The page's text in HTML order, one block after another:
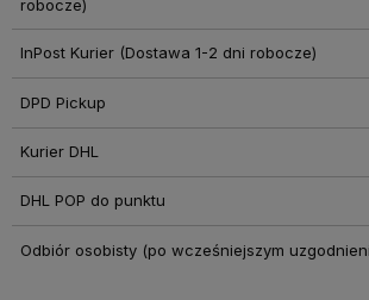
robocze)
InPost Kurier(Dostawa 1-2 dni robocze)
DPD Pickup
Kurier DHL
DHL POP do punktu
Odbiór osobisty(po wcześniejszym